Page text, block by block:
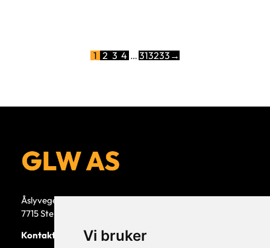
Vi bruker
1 2 3 4 … 313233 →
Åslyvegen 5b
7715 Steinkjer
Kontaktperson